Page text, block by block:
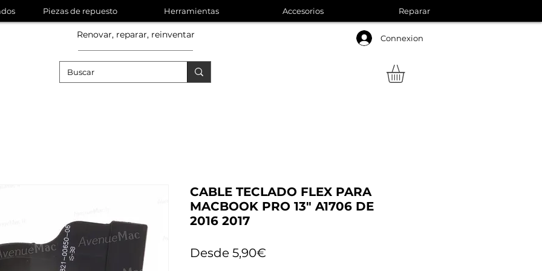
Renovar, reparar, reinventar Connexion
Piezas de repuesto Herramientas Accesorios Reparar
CABLE TECLADO FLEX PARA
MACBOOK PRO 13" A1706 DE
2016 2017
Desde 5,90€